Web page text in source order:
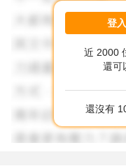
如果您發現您的隱私
社群平台，報告該問
體平台都有相應的檢
登
近 2000
還可
還沒有